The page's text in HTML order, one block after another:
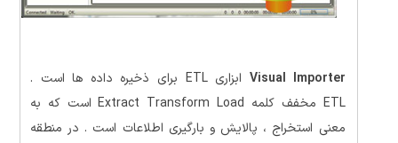
Visual Importer
ابزاری ETL برای ذخیره داده ها است .
ETL مخفف کلمه Extract Transform Load است که به
معنی استخراج ، پالایش و بارگیری اطلاعات است . در منطقه